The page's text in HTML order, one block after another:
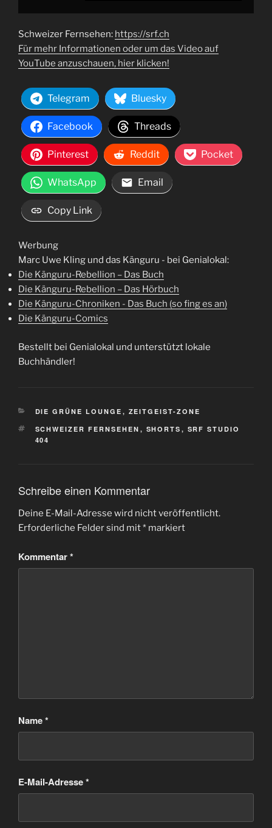
Schweizer Fernsehen: https://srf.ch
Für mehr Informationen oder um das Video auf
YouTube anzuschauen, hier klicken!
Telegram Bluesky
Facebook Threads
Pinterest Reddit Pocket
WhatsApp Email
Copy Link
Werbung
Marc Uwe Kling und das Känguru - bei Genialokal:
Die Känguru-Rebellion – Das Buch
Die Känguru-Rebellion – Das Hörbuch
Die Känguru-Chroniken - Das Buch (so fing es an)
Die Känguru-Comics
Bestellt bei Genialokal und unterstützt lokale
Buchhändler!
KATEGORIEN
DIE GRÜNE LOUNGE , ZEITGEIST-ZONE
SCHLAGWÖRTER
SCHWEIZER FERNSEHEN , SHORTS , SRF STUDIO
404
Schreibe einen Kommentar
Deine E-Mail-Adresse wird nicht veröffentlicht.
Erforderliche Felder sind mit* markiert
Kommentar*
Name*
E-Mail-Adresse*